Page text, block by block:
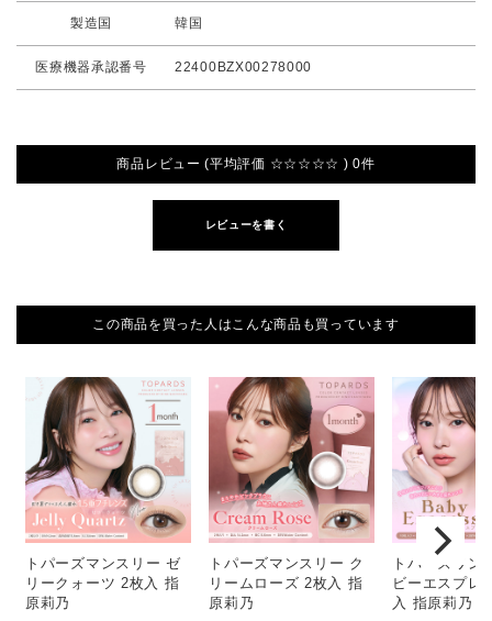
製造国 韓国
医療機器承認番号 22400BZX00278000
商品レビュー (平均評価 ☆☆☆☆☆ ) 0件
レビューを書く
この商品を買った人はこんな商品も買っています
トパーズマンスリー ゼ
リークォーツ 2枚入 指
原莉乃
トパーズマンスリー ク
リームローズ 2枚入 指
原莉乃
トパーズワン
ビーエスプレ
入 指原莉乃